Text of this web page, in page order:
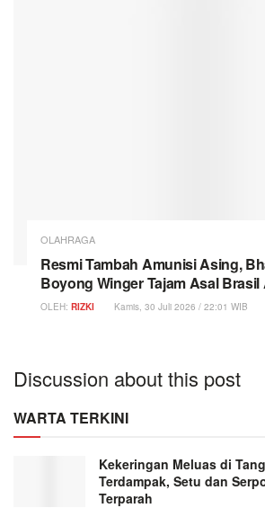
OLAHRAGA
Resmi Tambah Amunisi Asing,
Boyong Winger Tajam Asal
OLEH: RIZKI Kamis, 30 Juli 2026 / 22:01 WIB
Discussion about this post
WARTA TERKINI
Kekeringan Meluas di
Terdampak, Setu dan
Terparah